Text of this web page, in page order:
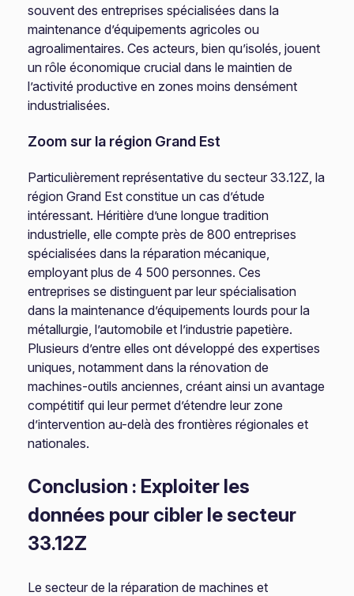
souvent des entreprises spécialisées dans la
maintenance d’équipements agricoles ou
agroalimentaires. Ces acteurs, bien qu’isolés, jouent
un rôle économique crucial dans le maintien de
l’activité productive en zones moins densément
industrialisées.
Zoom sur la région Grand Est
Particulièrement représentative du secteur 33.12Z, la
région Grand Est constitue un cas d’étude
intéressant. Héritière d’une longue tradition
industrielle, elle compte près de 800 entreprises
spécialisées dans la réparation mécanique,
employant plus de 4 500 personnes. Ces
entreprises se distinguent par leur spécialisation
dans la maintenance d’équipements lourds pour la
métallurgie, l’automobile et l’industrie papetière.
Plusieurs d’entre elles ont développé des expertises
uniques, notamment dans la rénovation de
machines-outils anciennes, créant ainsi un avantage
compétitif qui leur permet d’étendre leur zone
d’intervention au-delà des frontières régionales et
nationales.
Conclusion : Exploiter les
données pour cibler le secteur
33.12Z
Le secteur de la réparation de machines et